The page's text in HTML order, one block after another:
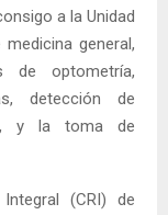
a la Unidad
general,
de optometría,
detección de
y la toma de
(CRI) de